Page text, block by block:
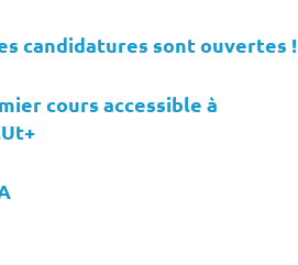
candidatures sont ouvertes !
cours accessible à